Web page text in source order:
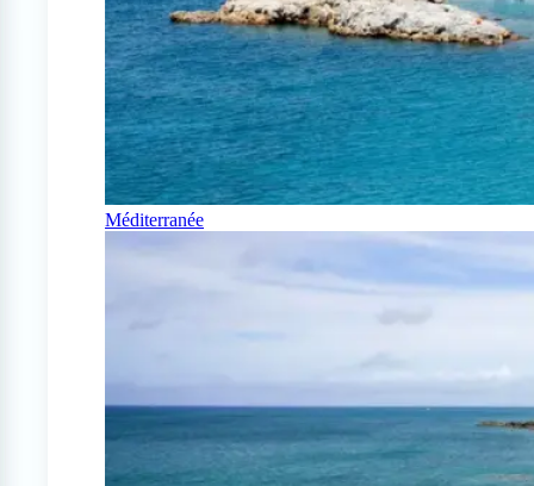
Méditerranée